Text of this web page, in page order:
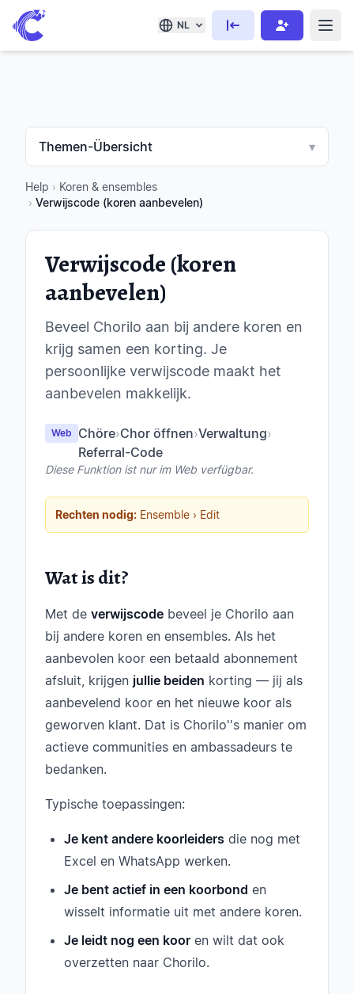
NL
Themen-Übersicht ▾
Help › Koren & ensembles
› Verwijscode (koren aanbevelen)
Verwijscode (koren
aanbevelen)
Beveel Chorilo aan bij andere koren en
krijg samen een korting. Je
persoonlijke verwijscode maakt het
aanbevelen makkelijk.
Web Chöre›Chor öffnen›Verwaltung›
Referral-Code
Diese Funktion ist nur im Web verfügbar.
Rechten nodig: Ensemble › Edit
Wat is dit?
Met de verwijscode beveel je Chorilo aan
bij andere koren en ensembles. Als het
aanbevolen koor een betaald abonnement
afsluit, krijgen jullie beiden korting — jij als
aanbevelend koor en het nieuwe koor als
geworven klant. Dat is Chorilo''s manier om
actieve communities en ambassadeurs te
bedanken.
Typische toepassingen:
Je kent andere koorleiders die nog met
Excel en WhatsApp werken.
Je bent actief in een koorbond en
wisselt informatie uit met andere koren.
Je leidt nog een koor en wilt dat ook
overzetten naar Chorilo.